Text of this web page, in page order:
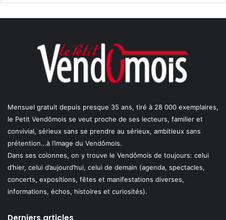
Mensuel gratuit depuis presque 35 ans, tiré à 28 000 exemplaires,
le Petit Vendômois se veut proche de ses lecteurs, familier et
convivial, sérieux sans se prendre au sérieux, ambitieux sans
prétention…à l’image du Vendômois.
Dans ses colonnes, on y trouve le Vendômois de toujours: celui
d’hier, celui d’aujourd’hui, celui de demain (agenda, spectacles,
concerts, expositions, fêtes et manifestations diverses,
informations, échos, histoires et curiosités).
Derniers articles